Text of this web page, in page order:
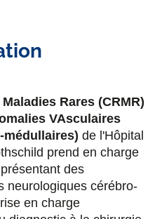
t
g
e
r
p
a
Rares (CRMR)
VAsculaires
médullaires) de l'Hôpital
prend en charge
des
neurologiques cérébro-
en charge